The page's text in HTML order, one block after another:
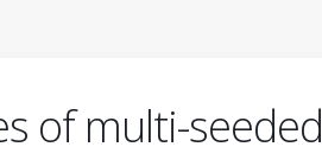
of multi-seeded